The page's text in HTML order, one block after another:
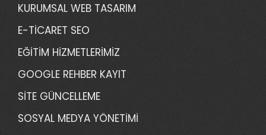
KURUMSAL WEB TASARIM
E-TİCARET SEO
EĞİTİM HİZMETLERİMİZ
GOOGLE REHBER KAYIT
SİTE GÜNCELLEME
SOSYAL MEDYA YÖNETİMİ